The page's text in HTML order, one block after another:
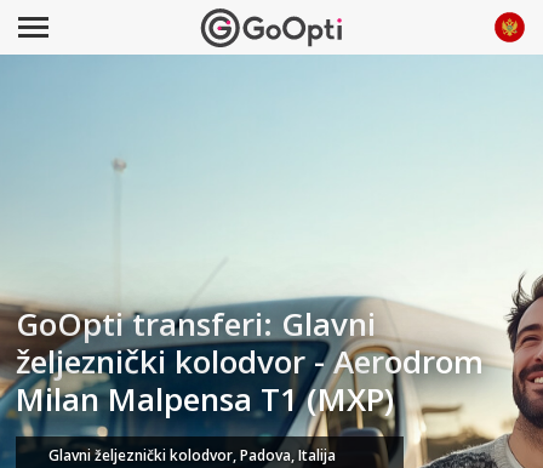
GoOpti transferi: Glavni
željeznički kolodvor - Aerodrom
Milan Malpensa T1 (MXP)
Glavni željeznički kolodvor, Padova, Italija